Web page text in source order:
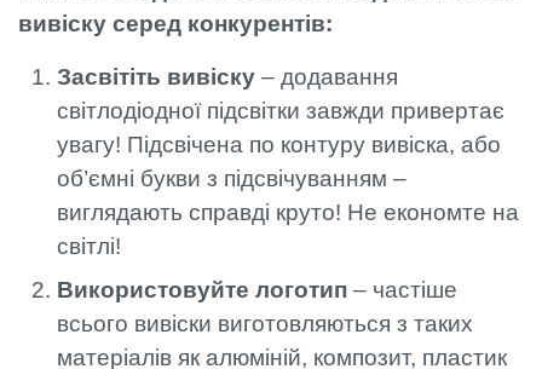
вивіску серед конкурентів:
Засвітіть вивіску – додавання
світлодіодної підсвітки завжди привертає
увагу! Підсвічена по контуру вивіска, або
об’ємні букви з підсвічуванням –
виглядають справді круто! Не економте на
світлі!
Використовуйте логотип – частіше
всього вивіски виготовляються з таких
матеріалів як алюміній, композит, пластик